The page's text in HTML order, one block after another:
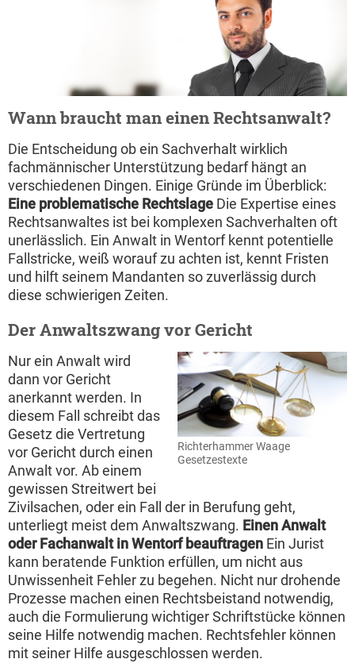
Wann braucht man einen Rechtsanwalt?
Die Entscheidung ob ein Sachverhalt wirklich
fachmännischer Unterstützung bedarf hängt an
verschiedenen Dingen. Einige Gründe im Überblick:
Eine problematische Rechtslage Die Expertise eines
Rechtsanwaltes ist bei komplexen Sachverhalten oft
unerlässlich. Ein Anwalt in Wentorf kennt potentielle
Fallstricke, weiß worauf zu achten ist, kennt Fristen
und hilft seinem Mandanten so zuverlässig durch
diese schwierigen Zeiten.
Der Anwaltszwang vor Gericht
Richterhammer Waage
Gesetzestexte
Nur ein Anwalt wird
dann vor Gericht
anerkannt werden. In
diesem Fall schreibt das
Gesetz die Vertretung
vor Gericht durch einen
Anwalt vor. Ab einem
gewissen Streitwert bei
Zivilsachen, oder ein Fall der in Berufung geht,
unterliegt meist dem Anwaltszwang. Einen Anwalt
oder Fachanwalt in Wentorf beauftragen Ein Jurist
kann beratende Funktion erfüllen, um nicht aus
Unwissenheit Fehler zu begehen. Nicht nur drohende
Prozesse machen einen Rechtsbeistand notwendig,
auch die Formulierung wichtiger Schriftstücke können
seine Hilfe notwendig machen. Rechtsfehler können
mit seiner Hilfe ausgeschlossen werden.